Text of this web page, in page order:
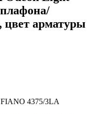
цвет арматуры
4375/3LA